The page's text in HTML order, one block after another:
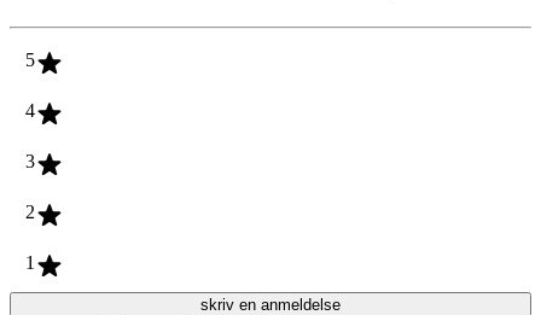
5
4
3
2
1
skriv en anmeldelse